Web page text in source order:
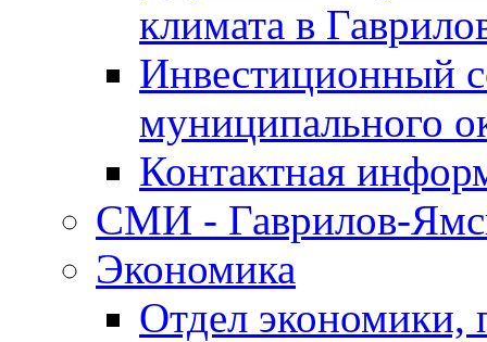
климата в
Инвестиционный
муниципального
Контактная
СМИ - Гаврилов-
Экономика
Отдел экономики,